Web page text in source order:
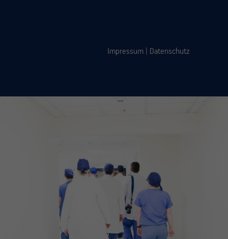
Impressum Datenschutz